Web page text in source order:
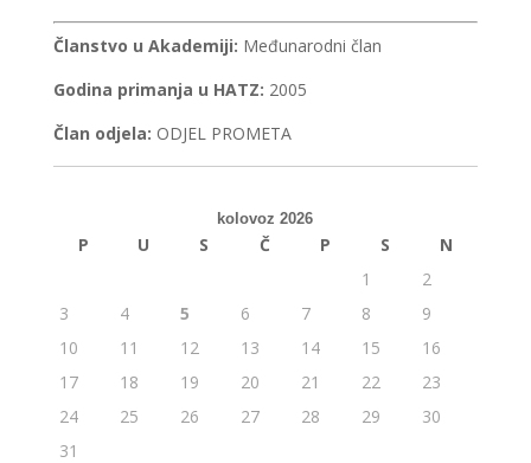
Članstvo u Akademiji: Međunarodni član
Godina primanja u HATZ: 2005
Član odjela: ODJEL PROMETA
kolovoz 2026
P U S Č P S
N
1
2
3
4 5 6 7 8
9
10
11 12 13 14 15
16
17
18 19 20 21 22
23
24
25 26 27 28 29
30
31